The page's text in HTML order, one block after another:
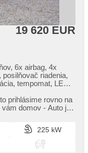
19 620 EUR
6x airbag, 4x
riadenia,
tempomat, LED
senzory zadné,
bezkľúčové
okná,
tlačítkom,
športové sedadlá,
sedadlá, senzor
prihlásime rovno na
domov ​- Auto je
225 kW